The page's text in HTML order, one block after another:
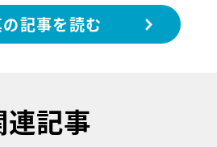
記事を読む
連記事